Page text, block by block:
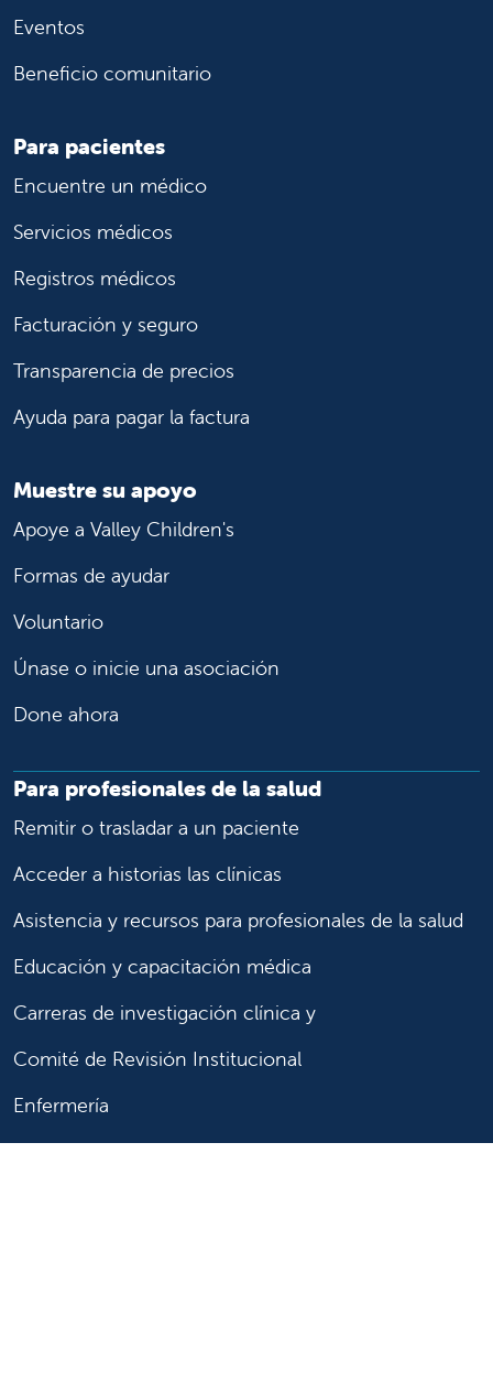
Eventos
Beneficio comunitario
Para pacientes
Encuentre un médico
Servicios médicos
Registros médicos
Facturación y seguro
Transparencia de precios
Ayuda para pagar la factura
Muestre su apoyo
Apoye a Valley Children's
Formas de ayudar
Voluntario
Únase o inicie una asociación
Done ahora
Para profesionales de la salud
Remitir o trasladar a un paciente
Acceder a historias las clínicas
Asistencia y recursos para profesionales de la salud
Educación y capacitación médica
Carreras de investigación clínica y
Comité de Revisión Institucional
Enfermería